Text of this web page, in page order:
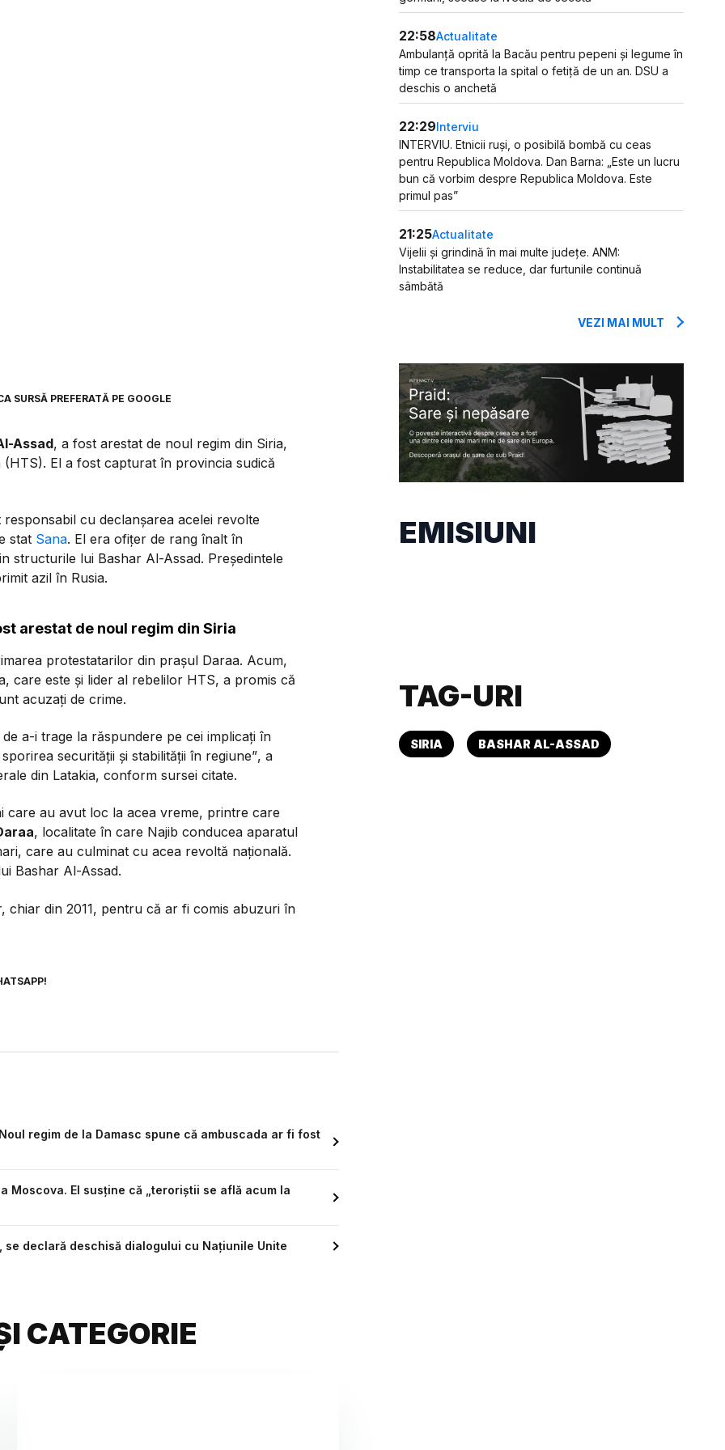
SURSĂ PREFERATĂ PE GOOGLE
Assad, a fost arestat de noul regim din Siria,
El a fost capturat în provincia sudică
cu declanșarea acelei revolte
stat Sana. El era ofițer de rang înalt în
structurile lui Bashar Al-Assad. Președintele
azil în Rusia.
arestat de noul regim din Siria
protestatarilor din prașul Daraa. Acum,
care este și lider al rebelilor HTS, a promis că
acuzați de crime.
a-i trage la răspundere pe cei implicați în
securității și stabilității în regiune”, a
din Latakia, conform sursei citate.
au avut loc la acea vreme, printre care
, localitate în care Najib conducea aparatul
care au culminat cu acea revoltă națională.
Bashar Al-Assad.
chiar din 2011, pentru că ar fi comis abuzuri în
regim de la Damasc spune că ambuscada ar fi fost
Moscova. El susține că „teroriștii se află acum la
declară deschisă dialogului cu Naţiunile Unite
CATEGORIE
22:58Actualitate
Ambulanță oprită la Bacău pentru pepeni și legume în
timp ce transporta la spital o fetiță de un an. DSU a
deschis o anchetă
22:29Interviu
INTERVIU. Etnicii ruși, o posibilă bombă cu ceas
pentru Republica Moldova. Dan Barna: „Este un lucru
bun că vorbim despre Republica Moldova. Este
primul pas”
21:25Actualitate
Vijelii și grindină în mai multe județe. ANM:
Instabilitatea se reduce, dar furtunile continuă
sâmbătă
VEZI MAI MULT
EMISIUNI
TAG-URI
SIRIA BASHAR AL-ASSAD